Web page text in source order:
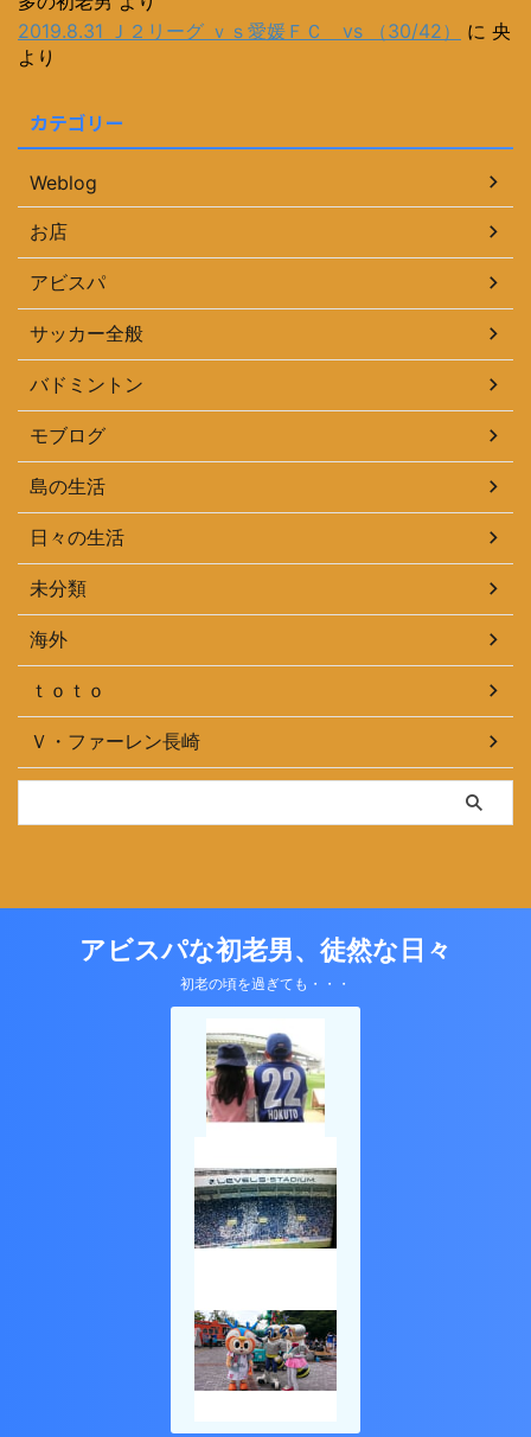
2019.8.31 Ｊ２リーグ ｖｓ愛媛ＦＣ vs （30/42）
に 央
より
カテゴリー
Weblog
お店
アビスパ
サッカー全般
バドミントン
モブログ
島の生活
日々の生活
未分類
海外
ｔｏｔｏ
Ｖ・ファーレン長崎
アビスパな初老男、徒然な日々
初老の頃を過ぎても・・・